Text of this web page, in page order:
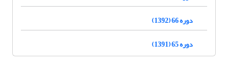
دوره 66 (1392)
دوره 65 (1391)